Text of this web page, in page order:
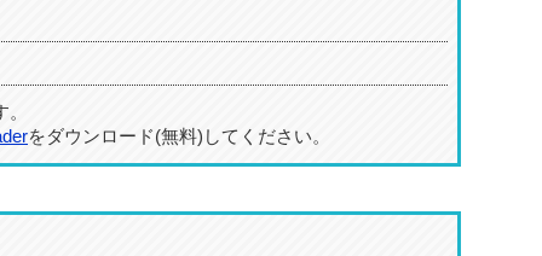
をダウンロード(無料)してください。